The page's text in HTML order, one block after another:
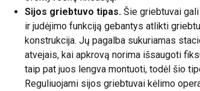
Sijos griebtuvo tipas. Šie griebtuvai
ir judėjimo funkciją gebantys atlikti
konstrukcija. Jų pagalba sukuriamas
atvejais, kai apkrovą norima išsaugoti
taip pat juos lengva montuoti, todėl šio
Reguliuojami sijos griebtuvai kėlimo